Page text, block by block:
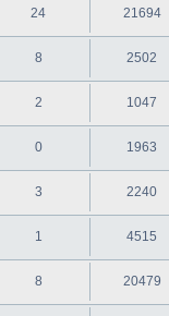
24 21694
8 2502
2 1047
0 1963
3 2240
1 4515
8 20479